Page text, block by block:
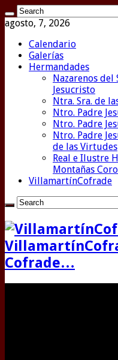
agosto, 7, 2026
Calendario
Galerías
Hermandades
Nazarenos
Jesucristo
Ntra. Sra. de
Ntro. Padre
Ntro. Padre
Ntro. Padre
de las Virtudes
Real e Ilustre
Montañas
VillamartínCofrade
Cofrade…